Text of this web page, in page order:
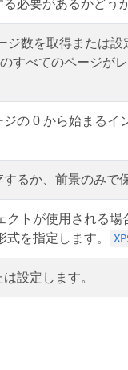
必要があるかどう
ジ数を取得または
すべてのページが
の 0 から始まるイ
るか、前景のみで
クトが使用される
を指定します。
設定します。